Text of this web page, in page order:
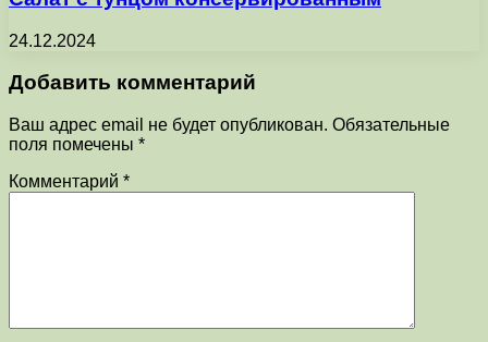
24.12.2024
Добавить комментарий
Ваш адрес email не будет опубликован. Обязательные
поля помечены *
Комментарий *